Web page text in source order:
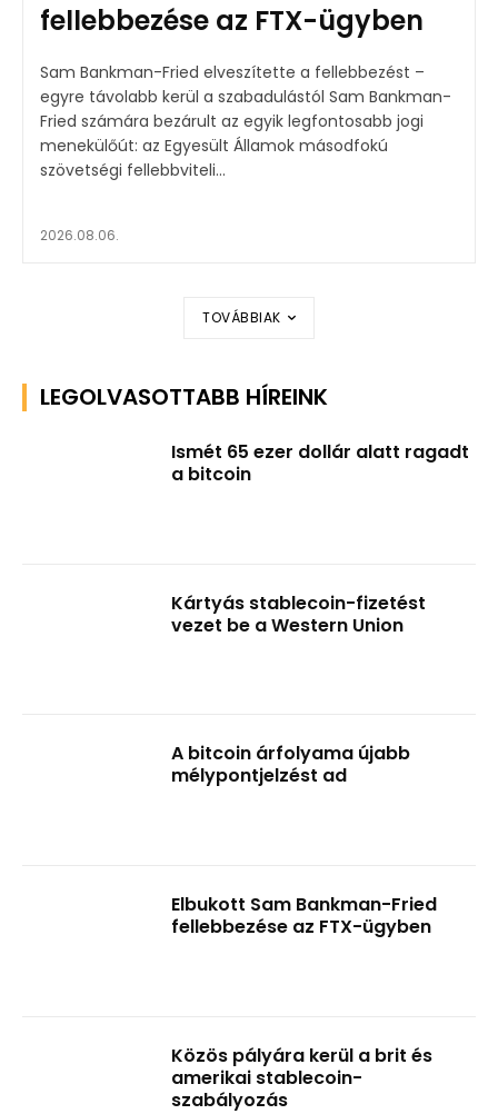
fellebbezése az FTX-ügyben
Sam Bankman-Fried elveszítette a fellebbezést –
egyre távolabb kerül a szabadulástól Sam Bankman-
Fried számára bezárult az egyik legfontosabb jogi
menekülőút: az Egyesült Államok másodfokú
szövetségi fellebbviteli...
2026.08.06.
TOVÁBBIAK
LEGOLVASOTTABB HÍREINK
Ismét 65 ezer dollár alatt ragadt
a bitcoin
Kártyás stablecoin-fizetést
vezet be a Western Union
A bitcoin árfolyama újabb
mélypontjelzést ad
Elbukott Sam Bankman-Fried
fellebbezése az FTX-ügyben
Közös pályára kerül a brit és
amerikai stablecoin-
szabályozás